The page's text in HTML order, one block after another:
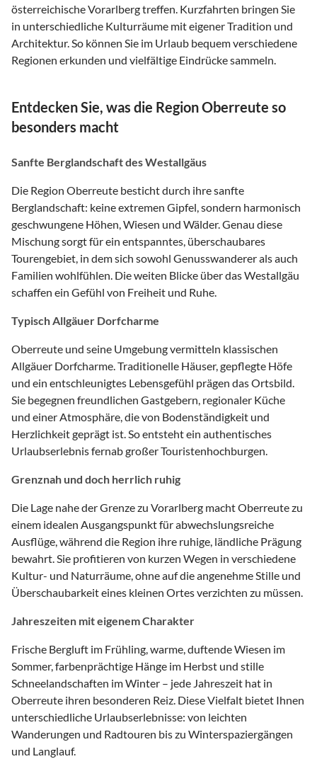
österreichische Vorarlberg treffen. Kurzfahrten bringen Sie
in unterschiedliche Kulturräume mit eigener Tradition und
Architektur. So können Sie im Urlaub bequem verschiedene
Regionen erkunden und vielfältige Eindrücke sammeln.
Entdecken Sie, was die Region Oberreute so
besonders macht
Sanfte Berglandschaft des Westallgäus
Die Region Oberreute besticht durch ihre sanfte
Berglandschaft: keine extremen Gipfel, sondern harmonisch
geschwungene Höhen, Wiesen und Wälder. Genau diese
Mischung sorgt für ein entspanntes, überschaubares
Tourengebiet, in dem sich sowohl Genusswanderer als auch
Familien wohlfühlen. Die weiten Blicke über das Westallgäu
schaffen ein Gefühl von Freiheit und Ruhe.
Typisch Allgäuer Dorfcharme
Oberreute und seine Umgebung vermitteln klassischen
Allgäuer Dorfcharme. Traditionelle Häuser, gepflegte Höfe
und ein entschleunigtes Lebensgefühl prägen das Ortsbild.
Sie begegnen freundlichen Gastgebern, regionaler Küche
und einer Atmosphäre, die von Bodenständigkeit und
Herzlichkeit geprägt ist. So entsteht ein authentisches
Urlaubserlebnis fernab großer Touristenhochburgen.
Grenznah und doch herrlich ruhig
Die Lage nahe der Grenze zu Vorarlberg macht Oberreute zu
einem idealen Ausgangspunkt für abwechslungsreiche
Ausflüge, während die Region ihre ruhige, ländliche Prägung
bewahrt. Sie profitieren von kurzen Wegen in verschiedene
Kultur- und Naturräume, ohne auf die angenehme Stille und
Überschaubarkeit eines kleinen Ortes verzichten zu müssen.
Jahreszeiten mit eigenem Charakter
Frische Bergluft im Frühling, warme, duftende Wiesen im
Sommer, farbenprächtige Hänge im Herbst und stille
Schneelandschaften im Winter – jede Jahreszeit hat in
Oberreute ihren besonderen Reiz. Diese Vielfalt bietet Ihnen
unterschiedliche Urlaubserlebnisse: von leichten
Wanderungen und Radtouren bis zu Winterspaziergängen
und Langlauf.